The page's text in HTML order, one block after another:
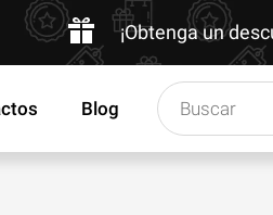
¡Obtenga un
Blog